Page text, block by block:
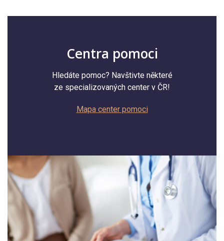
Centra pomoci
Hledáte pomoc? Navštivte některé
ze specializovaných center v ČR!
Mapa center pomoci